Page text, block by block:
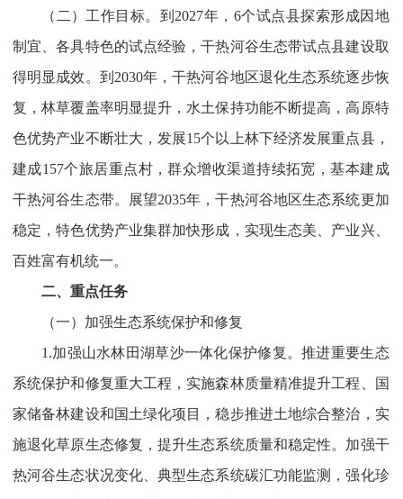
（二）工作目标。到2027年，6个试点县探索形成因地
制宜、各具特色的试点经验，干热河谷生态带试点县建设取
得明显成效。到2030年，干热河谷地区退化生态系统逐步恢
复，林草覆盖率明显提升，水土保持功能不断提高，高原特
色优势产业不断壮大，发展15个以上林下经济发展重点县，
建成157个旅居重点村，群众增收渠道持续拓宽，基本建成
干热河谷生态带。展望2035年，干热河谷地区生态系统更加
稳定，特色优势产业集群加快形成，实现生态美、产业兴、
百姓富有机统一。
二、重点任务
（一）加强生态系统保护和修复
1.加强山水林田湖草沙一体化保护修复。推进重要生态
系统保护和修复重大工程，实施森林质量精准提升工程、国
家储备林建设和国土绿化项目，稳步推进土地综合整治，实
施退化草原生态修复，提升生态系统质量和稳定性。加强干
热河谷生态状况变化、典型生态系统碳汇功能监测，强化珍